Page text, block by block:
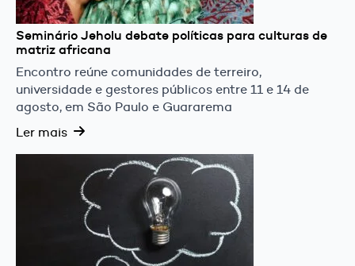
Seminário Jeholu debate políticas para culturas de
matriz africana
Encontro reúne comunidades de terreiro,
universidade e gestores públicos entre 11 e 14 de
agosto, em São Paulo e Guararema
Ler mais